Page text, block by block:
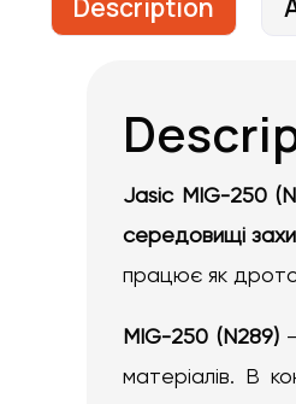
Description
Jasic MIG-250
середовищі
працює як
MIG-250 (N289)–
матеріалів. В